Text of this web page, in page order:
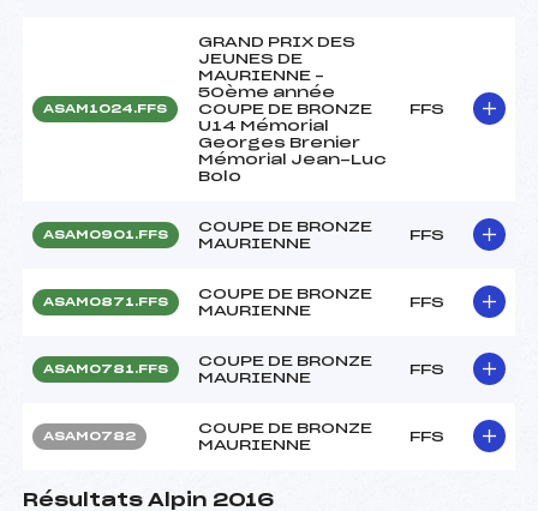
ASAM1024.FFS
GRAND PRIX DES
JEUNES DE
MAURIENNE –
50ème année
COUPE DE BRONZE
U14 Mémorial
Georges Brenier
Mémorial Jean-Luc
Bolo
FFS
ASAM0901.FFS
COUPE DE BRONZE
MAURIENNE
FFS
ASAM0871.FFS
COUPE DE BRONZE
MAURIENNE
FFS
ASAM0781.FFS
COUPE DE BRONZE
MAURIENNE
FFS
ASAM0782
COUPE DE BRONZE
MAURIENNE
FFS
Résultats Alpin 2016